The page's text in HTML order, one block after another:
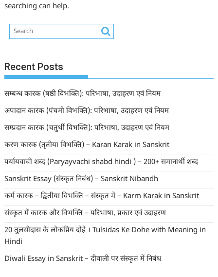
searching can help.
Recent Posts
सम्बन्ध कारक (षष्ठी विभक्ति): परिभाषा, उदाहरण एवं नियम
अपादान कारक (पंचमी विभक्ति): परिभाषा, उदाहरण एवं नियम
सम्प्रदान कारक (चतुर्थी विभक्ति): परिभाषा, उदाहरण एवं नियम
करण कारक (तृतीया विभक्ति) – Karan Karak in Sanskrit
पर्यायवाची शब्द (Paryayvachi shabd hindi ) – 200+ समानार्थी शब्द
Sanskrit Essay (संस्कृत निबंध) – Sanskrit Nibandh
कर्म कारक – द्वितीया विभक्ति – संस्कृत में – Karm Karak in Sanskrit
संस्कृत में कारक और विभक्ति – परिभाषा, प्रकार एवं उदाहरण
20 तुलसीदास के लोकप्रिय दोहे । Tulsidas Ke Dohe with Meaning in
Hindi
Diwali Essay in Sanskrit – दीवाली पर संस्कृत में निबंध